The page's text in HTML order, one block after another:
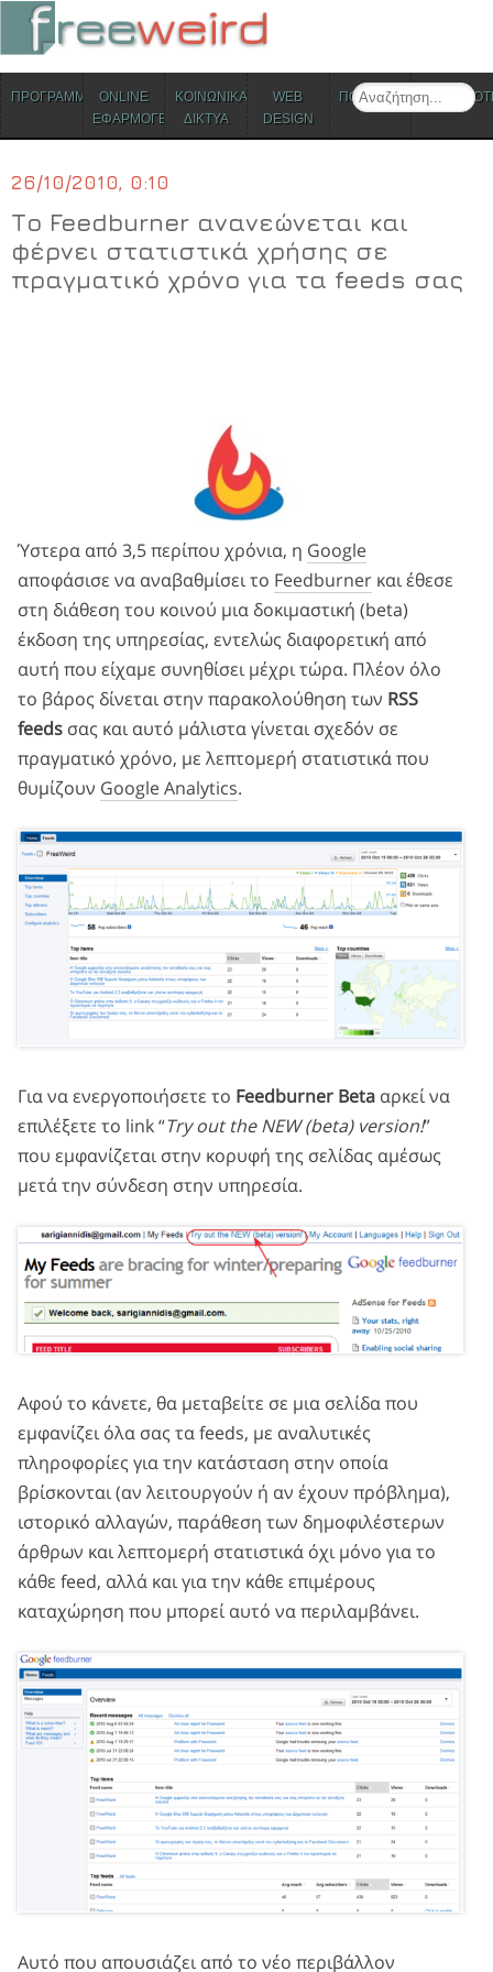
Search
Skip to content
ΠΡΟΓΡΑΜΜΑΤΑONLINE
ΕΦΑΡΜΟΓΕΣ
ΚΟΙΝΩΝΙΚΑ
ΔΙΚΤΥΑ
WEB
DESIGN
ΠΟΛΙΤΙΣΜΟΣ
26/10/2010, 0:10
Το Feedburner ανανεώνεται και
φέρνει στατιστικά χρήσης σε
πραγματικό χρόνο για τα feeds σας
Ύστερα από 3,5 περίπου χρόνια, η Google
αποφάσισε να αναβαθμίσει το Feedburner και έθεσε
στη διάθεση του κοινού μια δοκιμαστική (beta)
έκδοση της υπηρεσίας, εντελώς διαφορετική από
αυτή που είχαμε συνηθίσει μέχρι τώρα. Πλέον όλο
το βάρος δίνεται στην παρακολούθηση των RSS
feeds σας και αυτό μάλιστα γίνεται σχεδόν σε
πραγματικό χρόνο, με λεπτομερή στατιστικά που
θυμίζουν Google Analytics.
Για να ενεργοποιήσετε το Feedburner Beta αρκεί να
επιλέξετε το link “Try out the NEW (beta) version!”
που εμφανίζεται στην κορυφή της σελίδας αμέσως
μετά την σύνδεση στην υπηρεσία.
Αφού το κάνετε, θα μεταβείτε σε μια σελίδα που
εμφανίζει όλα σας τα feeds, με αναλυτικές
πληροφορίες για την κατάσταση στην οποία
βρίσκονται (αν λειτουργούν ή αν έχουν πρόβλημα),
ιστορικό αλλαγών, παράθεση των δημοφιλέστερων
άρθρων και λεπτομερή στατιστικά όχι μόνο για το
κάθε feed, αλλά και για την κάθε επιμέρους
καταχώρηση που μπορεί αυτό να περιλαμβάνει.
Αυτό που απουσιάζει από το νέο περιβάλλον